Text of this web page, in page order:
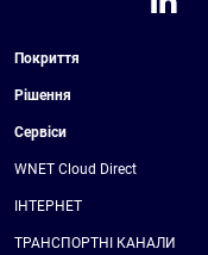
Покриття
Рішення
Сервіси
WNET Cloud Direct
ІНТЕРНЕТ
ТРАНСПОРТНІ КАНАЛИ